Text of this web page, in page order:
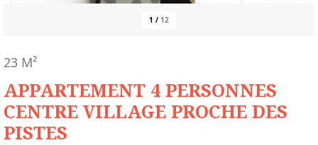
1 / 12
APPARTEMENT 4 PERSONNES
CENTRE VILLAGE PROCHE DES
PISTES
23 M²